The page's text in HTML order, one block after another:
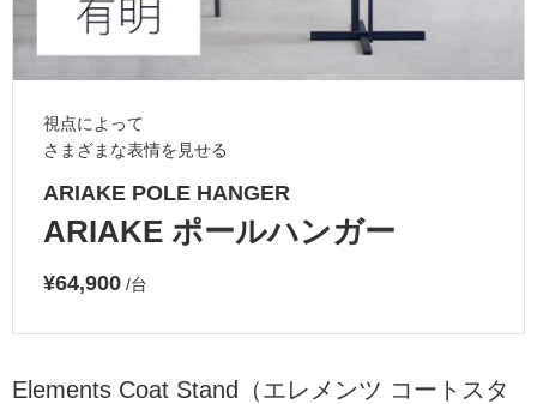
視点によって
さまざまな表情を見せる
ARIAKE POLE HANGER
ARIAKE ポールハンガー
¥64,900 /台
Elements Coat Stand（エレメンツ コートスタ